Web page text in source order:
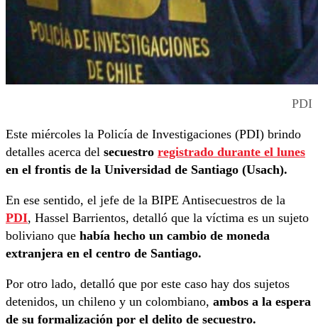
PDI
Este miércoles la Policía de Investigaciones (PDI) brindo
detalles acerca del secuestro registrado durante el lunes
en el frontis de la Universidad de Santiago (Usach).
En ese sentido, el jefe de la BIPE Antisecuestros de la
PDI, Hassel Barrientos, detalló que la víctima es un sujeto
boliviano que había hecho un cambio de moneda
extranjera en el centro de Santiago.
Por otro lado, detalló que por este caso hay dos sujetos
detenidos, un chileno y un colombiano, ambos a la espera
de su formalización por el delito de secuestro.